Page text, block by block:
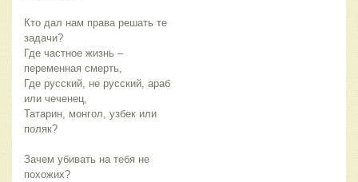
Кто дал нам права решать те
задачи?
Где частное жизнь –
переменная смерть,
Где русский, не русский, араб
или чеченец,
Татарин, монгол, узбек или
поляк?
Зачем убивать на тебя не
похожих?